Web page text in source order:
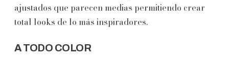
ajustados que parecen medias permitiendo crear
total looks de lo más inspiradores.
A TODO COLOR